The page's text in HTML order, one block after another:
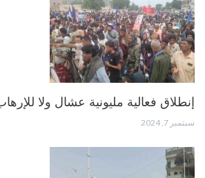
إنطلاق فعالية مليونية عشال ولا
سبتمبر 7, 2024